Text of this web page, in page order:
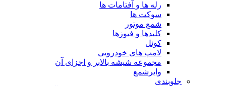
رله ها و آفتامات ها
سوکت ها
شمع موتور
کلیدها و فیوزها
کوئل
لامپ های خودرویی
مجموعه شیشه بالابر و اجزای آن
وایرشمع
جلوبندی